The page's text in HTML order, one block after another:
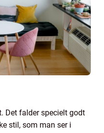
Det falder specielt godt
stil, som man ser i